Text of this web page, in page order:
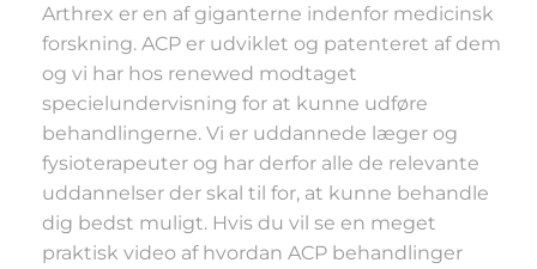
Arthrex er en af giganterne indenfor medicinsk
forskning. ACP er udviklet og patenteret af dem
og vi har hos renewed modtaget
specielundervisning for at kunne udføre
behandlingerne. Vi er uddannede læger og
fysioterapeuter og har derfor alle de relevante
uddannelser der skal til for, at kunne behandle
dig bedst muligt. Hvis du vil se en meget
praktisk video af hvordan ACP behandlinger